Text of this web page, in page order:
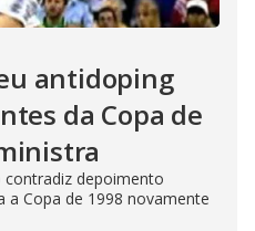
antidoping
da Copa de
contradiz depoimento
a Copa de 1998 novamente